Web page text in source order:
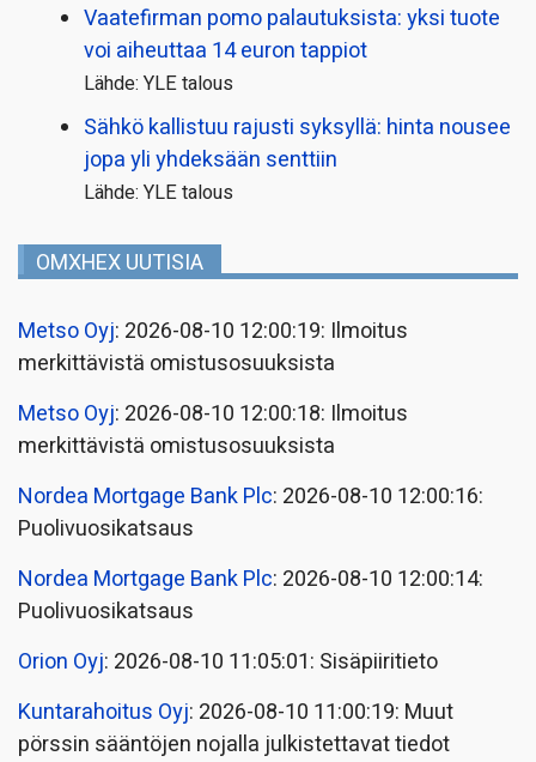
Vaatefirman pomo palautuksista: yksi tuote
voi aiheuttaa 14 euron tappiot
Lähde: YLE talous
Sähkö kallistuu rajusti syksyllä: hinta nousee
jopa yli yhdeksään senttiin
Lähde: YLE talous
OMXHEX UUTISIA
Metso Oyj: 2026-08-10 12:00:19: Ilmoitus
merkittävistä omistusosuuksista
Metso Oyj: 2026-08-10 12:00:18: Ilmoitus
merkittävistä omistusosuuksista
Nordea Mortgage Bank Plc: 2026-08-10 12:00:16:
Puolivuosikatsaus
Nordea Mortgage Bank Plc: 2026-08-10 12:00:14:
Puolivuosikatsaus
Orion Oyj: 2026-08-10 11:05:01: Sisäpiiritieto
Kuntarahoitus Oyj: 2026-08-10 11:00:19: Muut
pörssin sääntöjen nojalla julkistettavat tiedot